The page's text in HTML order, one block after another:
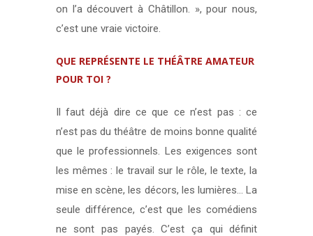
on l’a découvert à Châtillon. », pour nous,
c’est une vraie victoire.
QUE REPRÉSENTE LE THÉÂTRE AMATEUR
POUR TOI ?
Il faut déjà dire ce que ce n’est pas : ce
n’est pas du théâtre de moins bonne qualité
que le professionnels. Les exigences sont
les mêmes : le travail sur le rôle, le texte, la
mise en scène, les décors, les lumières… La
seule différence, c’est que les comédiens
ne sont pas payés. C’est ça qui définit